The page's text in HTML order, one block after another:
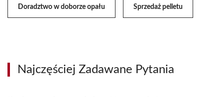
Doradztwo w doborze opału Sprzedaż pelletu
Najczęściej Zadawane Pytania